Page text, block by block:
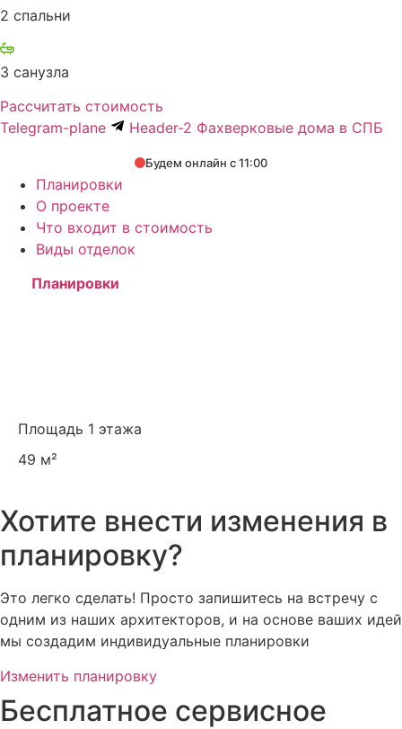
2 спальни
3 санузла
Рассчитать стоимость
Telegram-plane
Header-2 Фахверковые дома в СПБ
Будем онлайн с 11:00
Планировки
О проекте
Что входит в стоимость
Виды отделок
Планировки
Площадь 1 этажа
49 м²
Хотите внести изменения в
планировку?
Это легко сделать! Просто запишитесь на встречу с
одним из наших архитекторов, и на основе ваших идей
мы создадим индивидуальные планировки
Изменить планировку
Бесплатное сервисное